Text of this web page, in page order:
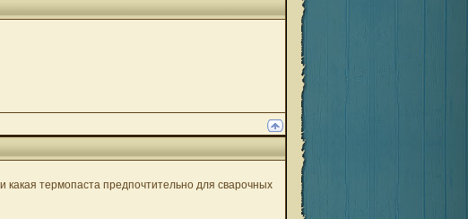
какая термопаста предпочтительно для сварочных